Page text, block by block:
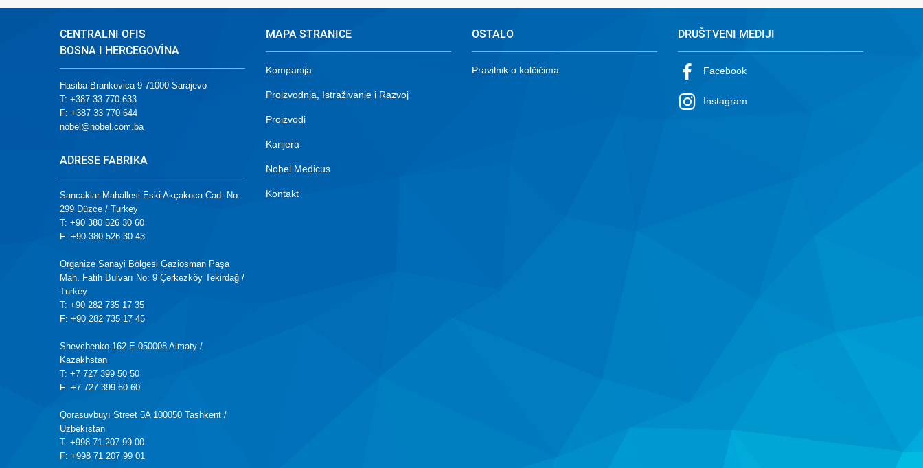
CENTRALNI OFIS
BOSNA I HERCEGOVİNA
Hasiba Brankovica 9 71000 Sarajevo
T: +387 33 770 633
F: +387 33 770 644
nobel@nobel.com.ba
ADRESE FABRIKA
Sancaklar Mahallesi Eski Akçakoca Cad. No:
299 Düzce / Turkey
T: +90 380 526 30 60
F: +90 380 526 30 43
Organize Sanayi Bölgesi Gaziosman Paşa
Mah. Fatih Bulvarı No: 9 Çerkezköy Tekirdağ /
Turkey
T: +90 282 735 17 35
F: +90 282 735 17 45
Shevchenko 162 E 050008 Almaty /
Kazakhstan
T: +7 727 399 50 50
F: +7 727 399 60 60
Qorasuvbuyı Street 5A 100050 Tashkent /
Uzbekıstan
T: +998 71 207 99 00
F: +998 71 207 99 01
MAPA STRANICE
Kompanija
Proizvodnja, Istraživanje i Razvoj
Proizvodi
Karijera
Nobel Medicus
Kontakt
OSTALO
Pravilnik o kolčićima
DRUŠTVENI MEDIJI
Facebook
Instagram